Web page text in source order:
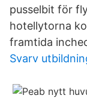
pusselbit för
hotellytorna
framtida
Svarv